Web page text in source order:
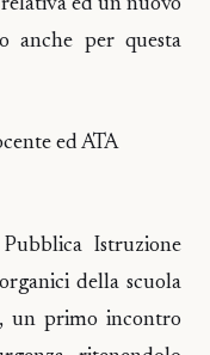
ed un nuovo
anche per questa
ed ATA
Istruzione
della scuola
un primo incontro